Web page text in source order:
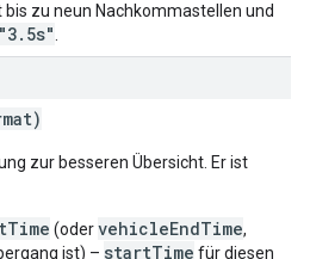
bis zu neun Nachkommastellen und
"3.5s"
zur besseren Übersicht. Er ist
(odervehicleEndTime,
ist) – startTime für diesen